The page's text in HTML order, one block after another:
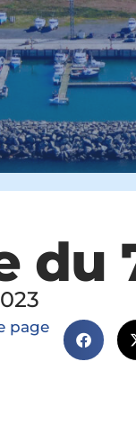
du
page